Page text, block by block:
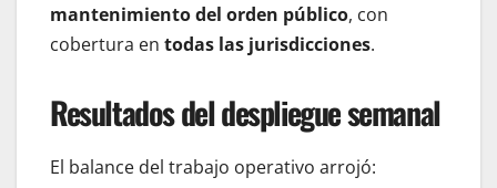
mantenimiento del orden público, con
cobertura en todas las jurisdicciones.
Resultados del despliegue semanal
El balance del trabajo operativo arrojó: